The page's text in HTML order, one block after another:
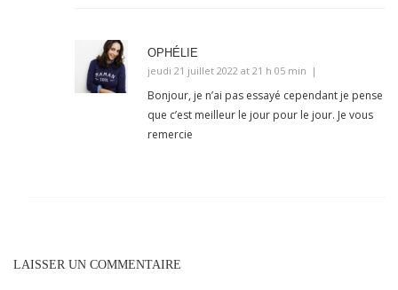
OPHÉLIE
jeudi 21 juillet 2022 at 21 h 05 min
Bonjour, je n’ai pas essayé cependant je pense
que c’est meilleur le jour pour le jour. Je vous
remercie
LAISSER UN COMMENTAIRE